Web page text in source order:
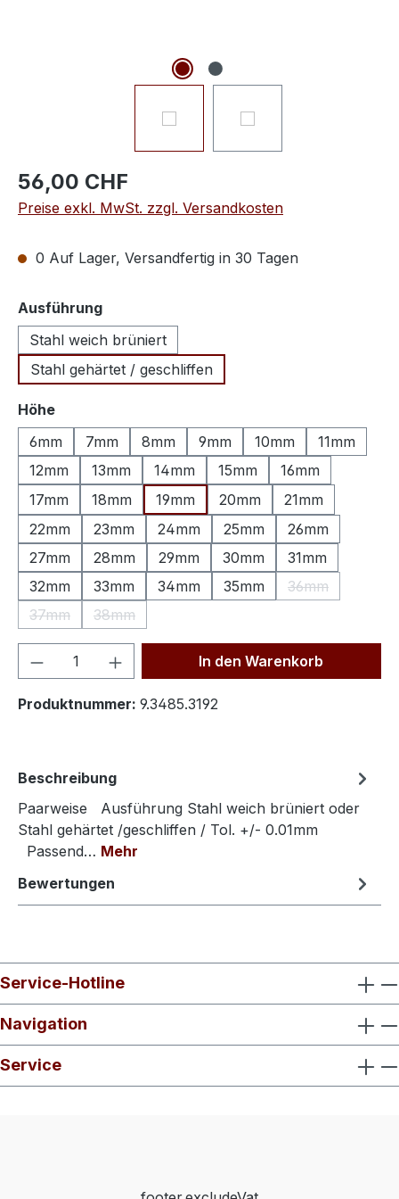
56,00 CHF
Preise exkl. MwSt. zzgl. Versandkosten
0 Auf Lager, Versandfertig in 30 Tagen
Ausführungauswählen
Stahl weich brüniert
Stahl gehärtet / geschliffen
Höheauswählen
6mm
7mm 8mm 9mm 10mm
11mm
12mm
13mm 14mm 15mm
16mm
17mm
18mm 19mm 20mm
21mm
22mm
23mm 24mm 25mm
26mm
27mm
28mm 29mm 30mm
31mm
32mm
33mm 34mm 35mm 36mm
(Diese Option
37mm
(Diese Option ist zurzeit nicht verfügbar.)
38mm
(Diese Option ist zurzeit nicht verfügbar.)
Produkt Anzahl: Gib denIn den Warenkorb
Produktnummer: 9.3485.3192
Beschreibung
Paarweise Ausführung Stahl weich brüniert oder
Stahl gehärtet /geschliffen / Tol. +/- 0.01mm
Passend… Mehr
Bewertungen
Service-Hotline
Navigation
Service